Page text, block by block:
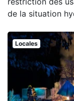
de la situation
Locales